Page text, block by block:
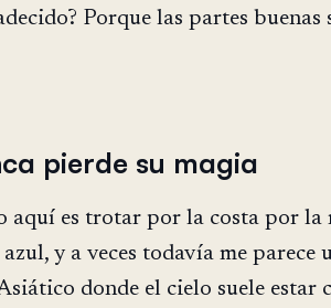
Porque las partes buenas
pierde su magia
aquí es trotar por la costa por la
y a veces todavía me parece
donde el cielo suele estar